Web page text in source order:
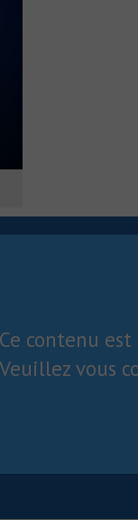
Ce contenu
Veuillez vous